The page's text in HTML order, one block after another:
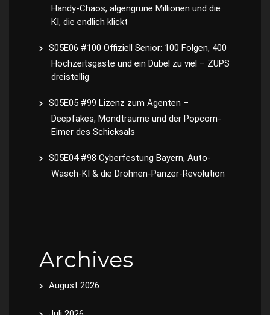
Handy-Chaos, algengrüne Millionen und die
KI, die endlich klickt
S05E06 #100 Offiziell Senior: 100 Folgen, 400
Hochzeitsgäste und ein Dübel zu viel – ZUPS
dreistellig
S05E05 #99 Lizenz zum Agenten –
Deepfakes, Mondträume und der Popcorn-
Eimer des Schicksals
S05E04 #98 Cyberfestung Bayern, Auto-
Wasch-KI & die Drohnen-Panzer-Revolution
Archives
August 2026